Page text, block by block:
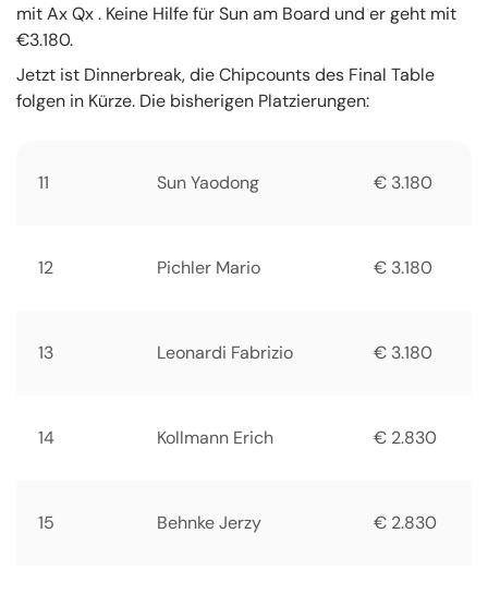
mit Ax Qx . Keine Hilfe für Sun am Board und er geht mit
€3.180.
Jetzt ist Dinnerbreak, die Chipcounts des Final Table
folgen in Kürze. Die bisherigen Platzierungen:
11 Sun Yaodong € 3.180
12 Pichler Mario € 3.180
13 Leonardi Fabrizio € 3.180
14 Kollmann Erich € 2.830
15 Behnke Jerzy € 2.830